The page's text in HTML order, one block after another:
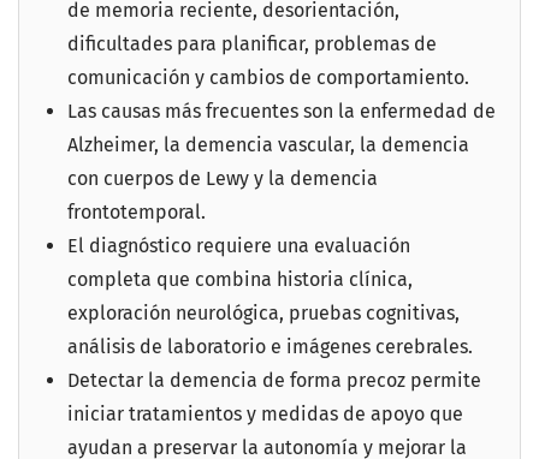
de memoria reciente, desorientación,
dificultades para planificar, problemas de
comunicación y cambios de comportamiento.
Las causas más frecuentes son la enfermedad de
Alzheimer, la demencia vascular, la demencia
con cuerpos de Lewy y la demencia
frontotemporal.
El diagnóstico requiere una evaluación
completa que combina historia clínica,
exploración neurológica, pruebas cognitivas,
análisis de laboratorio e imágenes cerebrales.
Detectar la demencia de forma precoz permite
iniciar tratamientos y medidas de apoyo que
ayudan a preservar la autonomía y mejorar la